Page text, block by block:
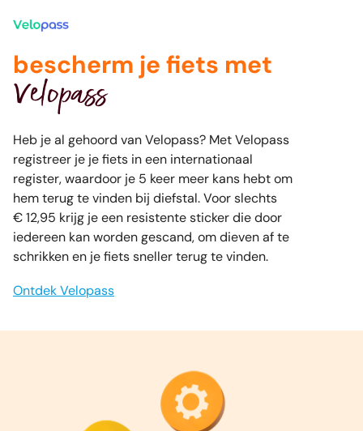
bescherm je fiets met
Velopass
Heb je al gehoord van Velopass? Met Velopass
registreer je je fiets in een internationaal
register, waardoor je 5 keer meer kans hebt om
hem terug te vinden bij diefstal. Voor slechts
€ 12,95 krijg je een resistente sticker die door
iedereen kan worden gescand, om dieven af te
schrikken en je fiets sneller terug te vinden.
Ontdek Velopass